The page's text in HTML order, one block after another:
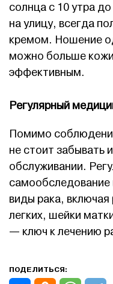
солнца с 10 утра
на улицу, всегда
кремом. Ношение
можно больше
эффективным.
Регулярный
Помимо
не стоит забывать
обслуживании.
самообследование
виды рака,
легких, шейки
— ключ к лечению
ПОДЕЛИТЬСЯ: